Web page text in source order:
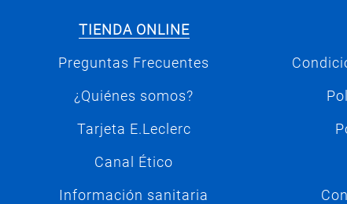
TIENDA ONLINE
Preguntas Frecuentes
¿Quiénes somos?
Tarjeta E.Leclerc
Canal Ético
Información sanitaria